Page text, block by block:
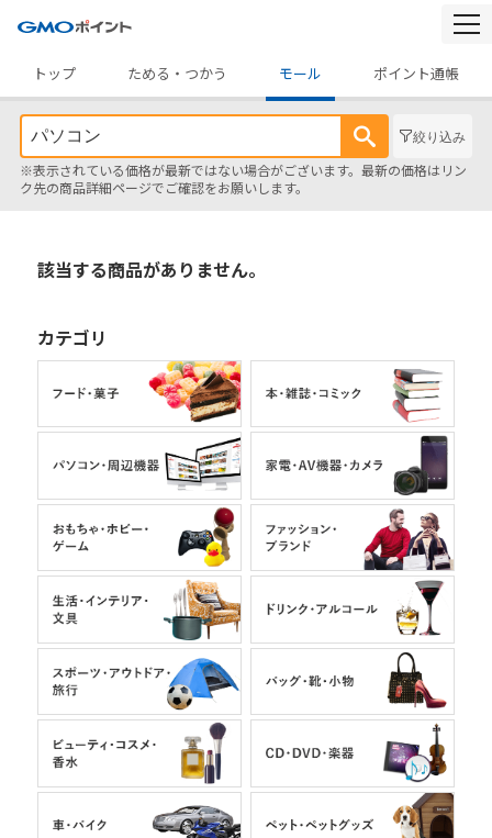
トップ
ためる・つかう モール ポイント通帳
絞り込み
※表示されている価格が最新ではない場合がございます。最新の価格はリン
ク先の商品詳細ページでご確認をお願いします。
該当する商品がありません。
カテゴリ